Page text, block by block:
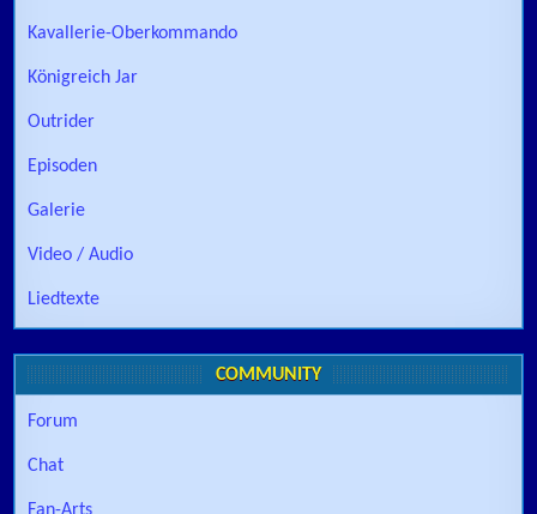
Kavallerie-Oberkommando
Königreich Jar
Outrider
Episoden
Galerie
Video / Audio
Liedtexte
COMMUNITY
Forum
Chat